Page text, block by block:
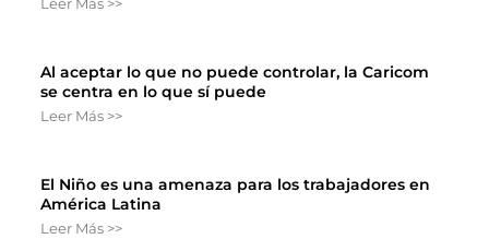
Leer Más >>
Al aceptar lo que no puede controlar, la Caricom
se centra en lo que sí puede
Leer Más >>
El Niño es una amenaza para los trabajadores en
América Latina
Leer Más >>